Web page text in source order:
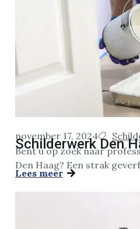
november 17, 2024
Schilderwerk Den
Bent u op zoek naar
Den Haag? Een strak
Lees meer